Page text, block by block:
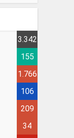
3.342
155
1.766
106
209
34